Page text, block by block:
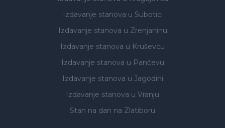
Izdavanje stanova u Subotici
Izdavanje stanova u Zrenjaninu
Izdavanje stanova u Kruševcu
Izdavanje stanova u Pančevu
Izdavanje stanova u Jagodini
Izdavanje stanova u Vranju
Stan na dan na Zlatiboru